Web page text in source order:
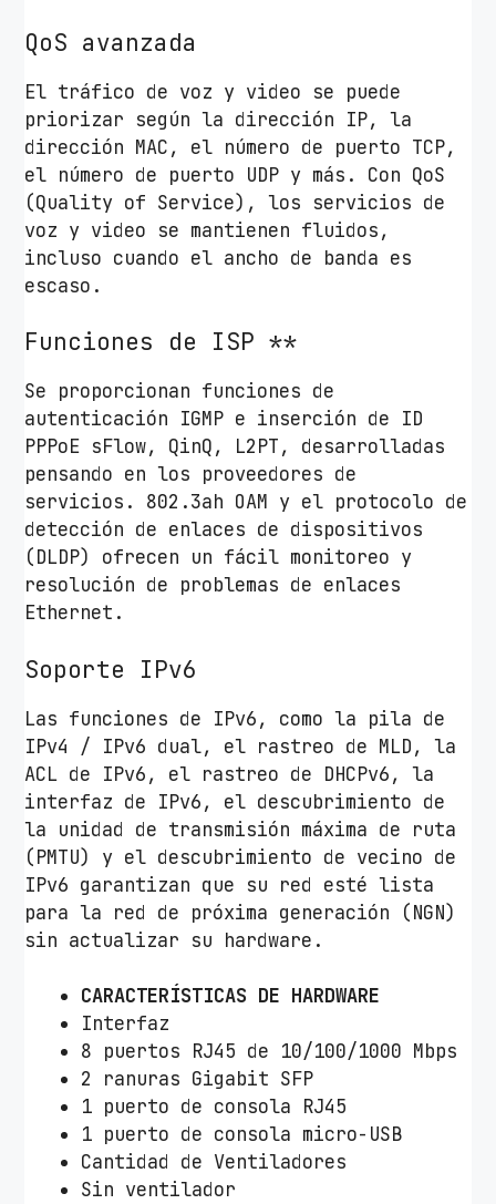
QoS avanzada
El tráfico de voz y video se puede
priorizar según la dirección IP, la
dirección MAC, el número de puerto TCP,
el número de puerto UDP y más. Con QoS
(Quality of Service), los servicios de
voz y video se mantienen fluidos,
incluso cuando el ancho de banda es
escaso.
Funciones de ISP **
Se proporcionan funciones de
autenticación IGMP e inserción de ID
PPPoE sFlow, QinQ, L2PT, desarrolladas
pensando en los proveedores de
servicios. 802.3ah OAM y el protocolo de
detección de enlaces de dispositivos
(DLDP) ofrecen un fácil monitoreo y
resolución de problemas de enlaces
Ethernet.
Soporte IPv6
Las funciones de IPv6, como la pila de
IPv4 / IPv6 dual, el rastreo de MLD, la
ACL de IPv6, el rastreo de DHCPv6, la
interfaz de IPv6, el descubrimiento de
la unidad de transmisión máxima de ruta
(PMTU) y el descubrimiento de vecino de
IPv6 garantizan que su red esté lista
para la red de próxima generación (NGN)
sin actualizar su hardware.
CARACTERÍSTICAS DE HARDWARE
Interfaz
8 puertos RJ45 de 10/100/1000 Mbps
2 ranuras Gigabit SFP
1 puerto de consola RJ45
1 puerto de consola micro-USB
Cantidad de Ventiladores
Sin ventilador